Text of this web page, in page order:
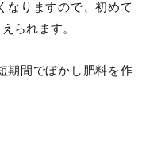
なりますので、初めて
られます。
期間でぼかし肥料を作